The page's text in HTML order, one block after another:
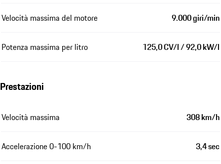
Velocità massima del motore 9.000 giri/min
Potenza massima per litro 125,0 CV/l / 92,0 kW/l
Prestazioni
Velocità massima 308 km/h
Accelerazione 0-100 km/h 3,4 sec